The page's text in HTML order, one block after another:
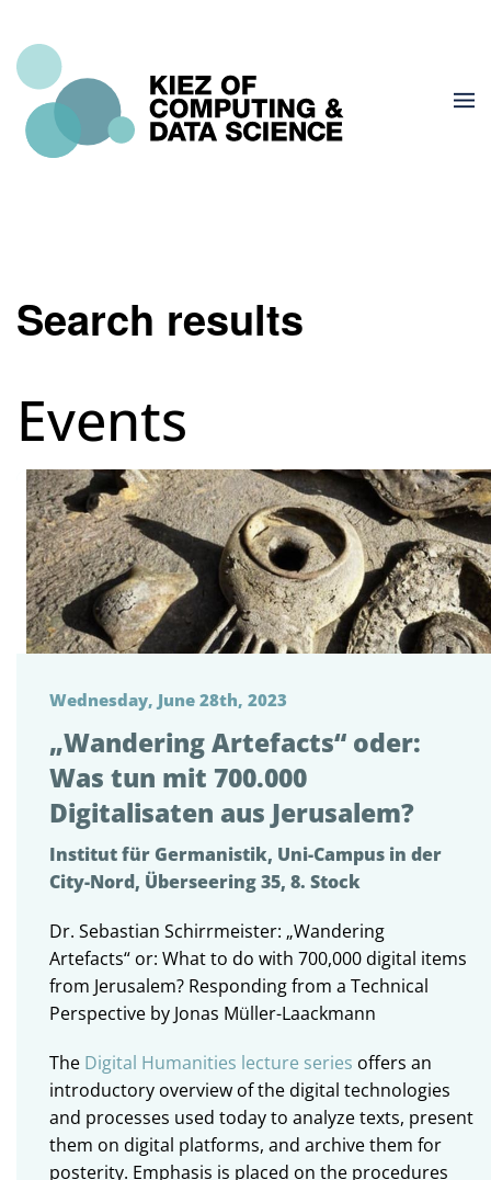
Search results
Events
Wednesday, June 28th, 2023
„Wandering Artefacts“ oder:
Was tun mit 700.000
Digitalisaten aus Jerusalem?
Institut für Germanistik, Uni-Campus in der
City-Nord, Überseering 35, 8. Stock
Dr. Sebastian Schirrmeister: „Wandering
Artefacts“ or: What to do with 700,000 digital items
from Jerusalem? Responding from a Technical
Perspective by Jonas Müller-Laackmann
The Digital Humanities lecture series offers an
introductory overview of the digital technologies
and processes used today to analyze texts, present
them on digital platforms, and archive them for
posterity. Emphasis is placed on the procedures